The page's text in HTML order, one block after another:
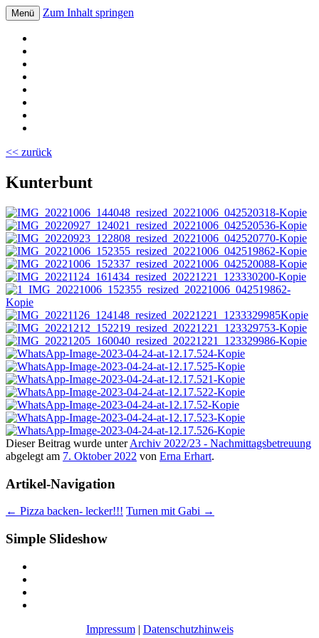
Volksschule Bad Blumau
Menü Zum Inhalt springen
<< zurück
Kunterbunt
Dieser Beitrag wurde unterArchiv 2022/23 - Nachmittagsbetreuung
abgelegt am 7. Oktober 2022 von Erna Erhart.
Artikel-Navigation
← Pizza backen- lecker!!! Turnen mit Gabi →
Simple Slideshow
Impressum| Datenschutzhinweis